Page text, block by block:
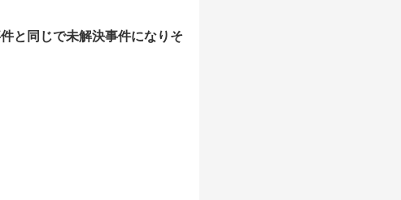
と同じで未解決事件になりそ